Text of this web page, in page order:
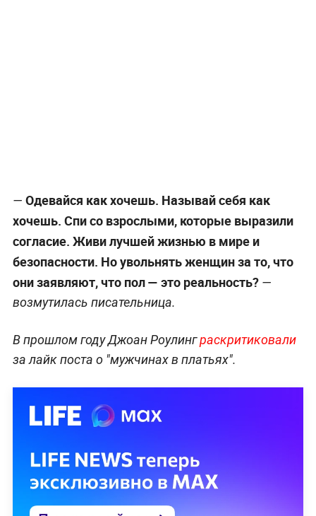
— Одевайся как хочешь. Называй себя как
хочешь. Спи со взрослыми, которые выразили
согласие. Живи лучшей жизнью в мире и
безопасности. Но увольнять женщин за то, что
они заявляют, что пол — это реальность? —
возмутилась писательница.
В прошлом году Джоан Роулинграскритиковали
за лайк поста о "мужчинах в платьях".